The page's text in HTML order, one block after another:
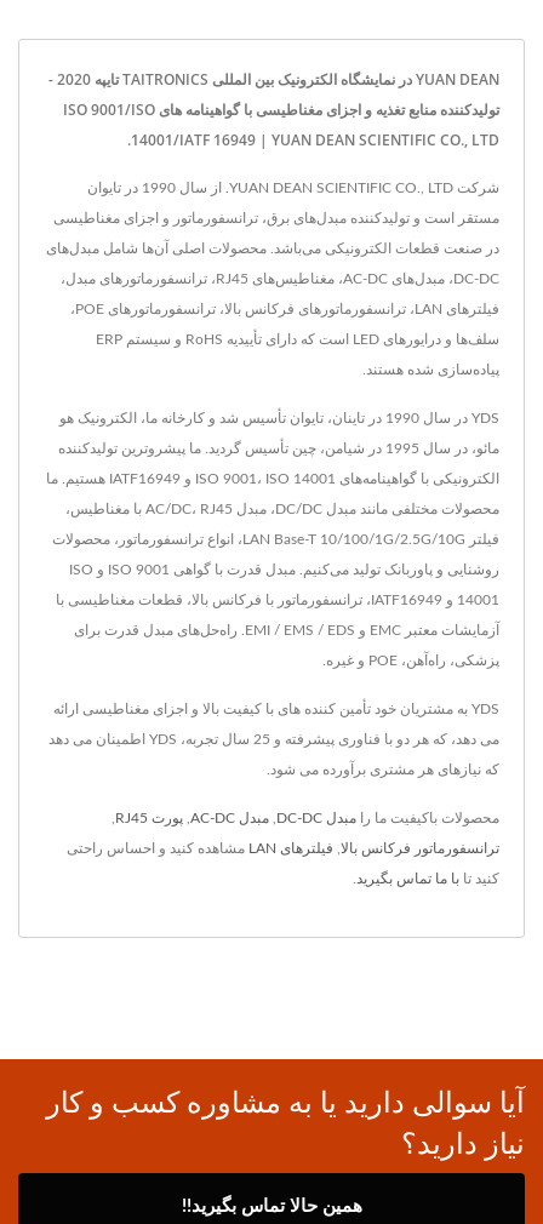
YUAN DEAN در نمایشگاه الکترونیک بین المللی TAITRONICS تایپه 2020 -
تولیدکننده منابع تغذیه و اجزای مغناطیسی با گواهینامه های ISO 9001/ISO
14001/IATF 16949 | YUAN DEAN SCIENTIFIC CO., LTD.
شرکت YUAN DEAN SCIENTIFIC CO., LTD. از سال 1990 در تایوان
مستقر است و تولیدکننده مبدل‌های برق، ترانسفورماتور و اجزای مغناطیسی
در صنعت قطعات الکترونیکی می‌باشد. محصولات اصلی آن‌ها شامل مبدل‌های
DC-DC، مبدل‌های AC-DC، مغناطیس‌های RJ45، ترانسفورماتورهای مبدل،
فیلترهای LAN، ترانسفورماتورهای فرکانس بالا، ترانسفورماتورهای POE،
سلف‌ها و درایورهای LED است که دارای تأییدیه RoHS و سیستم ERP
پیاده‌سازی شده هستند.
YDS در سال 1990 در تاینان، تایوان تأسیس شد و کارخانه ما، الکترونیک هو
مائو، در سال 1995 در شیامن، چین تأسیس گردید. ما پیشروترین تولیدکننده
الکترونیکی با گواهینامه‌های ISO 9001، ISO 14001 و IATF16949 هستیم. ما
محصولات مختلفی مانند مبدل DC/DC، مبدل AC/DC، RJ45 با مغناطیس،
فیلتر LAN Base-T 10/100/1G/2.5G/10G، انواع ترانسفورماتور، محصولات
روشنایی و پاوربانک تولید می‌کنیم. مبدل قدرت با گواهی ISO 9001 و ISO
14001 و IATF16949، ترانسفورماتور با فرکانس بالا، قطعات مغناطیسی با
آزمایشات معتبر EMC و EMI / EMS / EDS. راه‌حل‌های مبدل قدرت برای
پزشکی، راه‌آهن، POE و غیره.
YDS به مشتریان خود تأمین کننده های با کیفیت بالا و اجزای مغناطیسی ارائه
می دهد، که هر دو با فناوری پیشرفته و 25 سال تجربه، YDS اطمینان می دهد
که نیازهای هر مشتری برآورده می شود.
محصولات باکیفیت ما را مبدل DC-DC مبدل AC-DC پورت RJ45
ترانسفورماتور فرکانس بالا فیلترهای LAN مشاهده کنید و احساس راحتی
کنید تا با ما تماس بگیرید
آیا سوالی دارید یا به مشاوره کسب و کار
نیاز دارید؟
همین حالا تماس بگیرید!!